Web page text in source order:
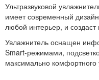
Ультразвуковой
имеет современный
любой интерьер, и
Увлажнитель оснащен
Smart-режимами,
максимально комфортного